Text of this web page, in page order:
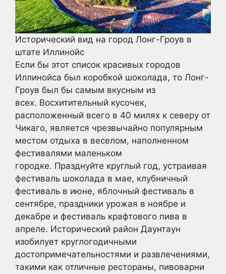
Исторический вид на город Лонг-Гроув в
штате Иллинойс
Если бы этот список красивых городов
Иллинойса был коробкой шоколада, то Лонг-
Гроув был бы самым вкусным из
всех. Восхитительный кусочек,
расположенный всего в 40 милях к северу от
Чикаго, является чрезвычайно популярным
местом отдыха в веселом, наполненном
фестивалями маленьком
городке. Празднуйте круглый год, устраивая
фестиваль шоколада в мае, клубничный
фестиваль в июне, яблочный фестиваль в
сентябре, праздники урожая в ноябре и
декабре и фестиваль крафтового пива в
апреле. Исторический район Даунтаун
изобилует круглогодичными
достопримечательностями и развлечениями,
такими как отличные рестораны, пивоварни